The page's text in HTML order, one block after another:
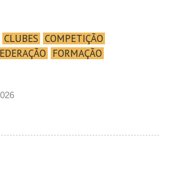
CLUBES COMPETIÇÃO
FORMAÇÃO